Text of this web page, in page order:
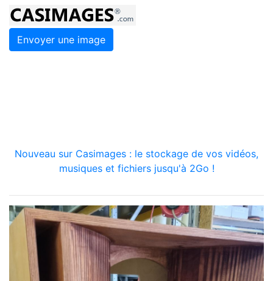
Envoyer une image
Nouveau sur Casimages : le stockage de vos vidéos,
musiques et fichiers jusqu'à 2Go !